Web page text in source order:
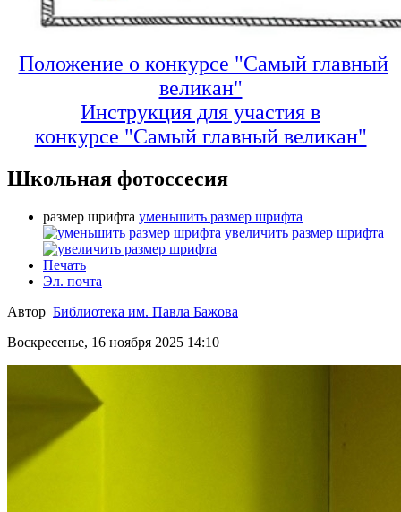
Положение о конкурсе "Самый главный
великан"
Инструкция для участия в
конкурсе "Самый главный великан"
Школьная фотоссесия
размер шрифта уменьшить размер шрифта
увеличить размер шрифта
Печать
Эл. почта
Автор Библиотека им. Павла Бажова
Воскресенье, 16 ноября 2025 14:10